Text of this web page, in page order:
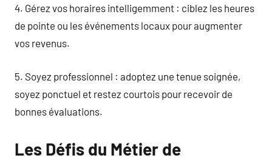
4. Gérez vos horaires intelligemment : ciblez les heures
de pointe ou les événements locaux pour augmenter
vos revenus.
5. Soyez professionnel : adoptez une tenue soignée,
soyez ponctuel et restez courtois pour recevoir de
bonnes évaluations.
Les Défis du Métier de